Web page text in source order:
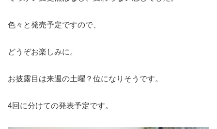
色々と発売予定ですので、
どうぞお楽しみに。
お披露目は来週の土曜？位になりそうです。
4回に分けての発表予定です。